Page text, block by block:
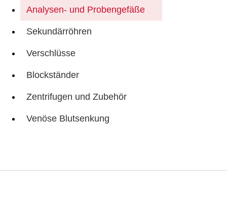
Analysen- und Probengefäße
Sekundärröhren
Verschlüsse
Blockständer
Zentrifugen und Zubehör
Venöse Blutsenkung